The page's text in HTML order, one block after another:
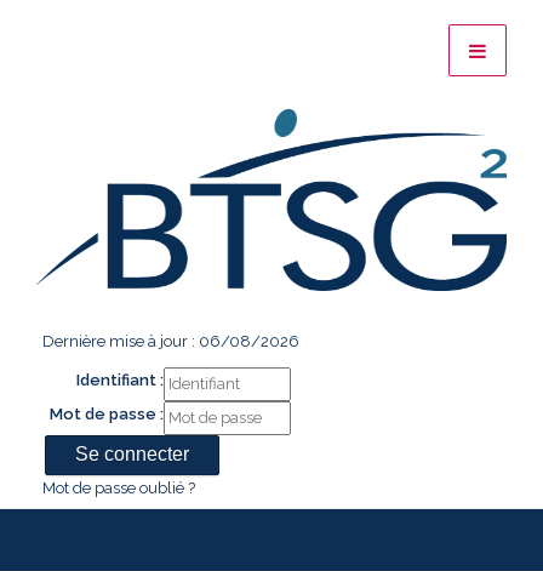
Dernière mise à jour : 06/08/2026
Identifiant :
Mot de passe :
Mot de passe oublié ?